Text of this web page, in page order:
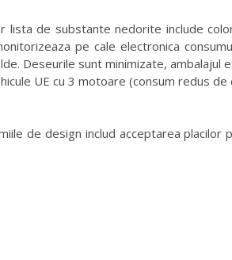
de substante nedorite include
pe cale electronica
Deseurile sunt minimizate,
UE cu 3 motoare (consum redus de
de design includ acceptarea